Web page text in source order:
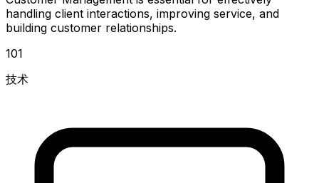
handling client interactions, improving service, and
building customer relationships.
101
技术